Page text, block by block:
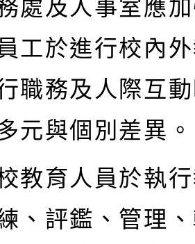
處及人事室應
工於進行校內
職務及人際互
元與個別差異。
教育人員於執
、評鑑、管理